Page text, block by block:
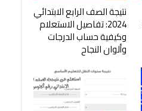
نتيجة الصف الرابع الابتدائي
2024: تفاصيل الاستعلام
وكيفية حساب الدرجات
وألوان النجاح